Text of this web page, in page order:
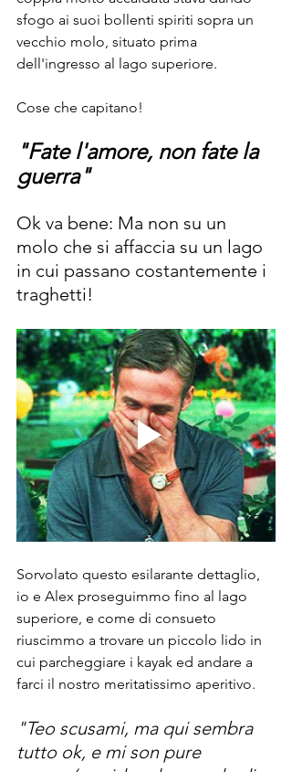
sfogo ai suoi bollenti spiriti sopra un
vecchio molo, situato prima
dell'ingresso al lago superiore.
Cose che capitano!
"Fate l'amore, non fate la
guerra"
Ok va bene: Ma non su un
molo che si affaccia su un lago
in cui passano costantemente i
traghetti!
Sorvolato questo esilarante dettaglio,
io e Alex proseguimmo fino al lago
superiore, e come di consueto
riuscimmo a trovare un piccolo lido in
cui parcheggiare i kayak ed andare a
farci il nostro meritatissimo aperitivo.
"Teo scusami, ma qui sembra
tutto ok, e mi son pure